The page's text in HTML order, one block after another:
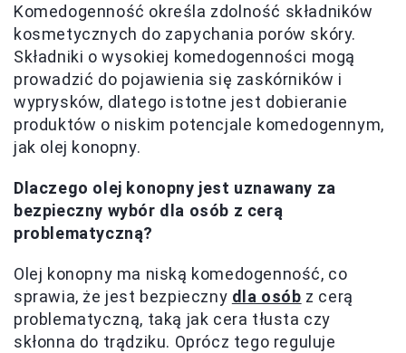
Komedogenność określa zdolność składników
kosmetycznych do zapychania porów skóry.
Składniki o wysokiej komedogenności mogą
prowadzić do pojawienia się zaskórników i
wyprysków, dlatego istotne jest dobieranie
produktów o niskim potencjale komedogennym,
jak olej konopny.
Dlaczego olej konopny jest uznawany za
bezpieczny wybór dla osób z cerą
problematyczną?
Olej konopny ma niską komedogenność, co
sprawia, że jest bezpieczny dla osób z cerą
problematyczną, taką jak cera tłusta czy
skłonna do trądziku. Oprócz tego reguluje